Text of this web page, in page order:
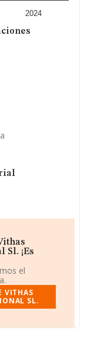
la información de
INFORMA
completar los
desde la
empleados es
lo general, la
significativo
más
2023.
2024
Sl. ¡Es
el
VITHAS
SL.